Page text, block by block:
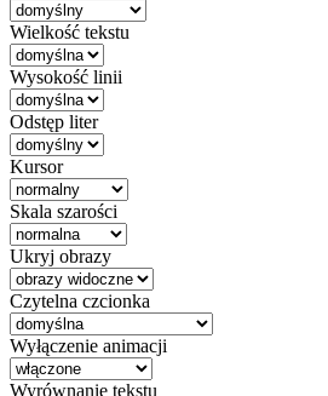
Wielkość tekstu
Wysokość linii
Odstęp liter
Kursor
Skala szarości
Ukryj obrazy
Czytelna czcionka
Wyłączenie animacji
Wyrównanie tekstu